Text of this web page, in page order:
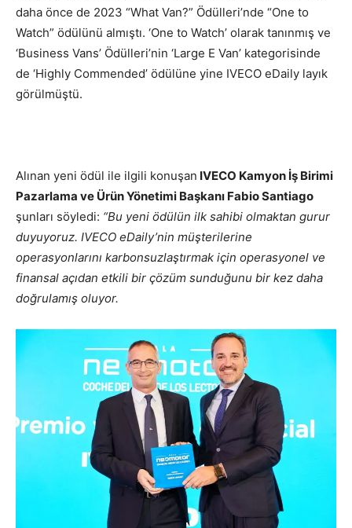
daha önce de 2023 “What Van?” Ödülleri’nde “One to
Watch” ödülünü almıştı. ‘One to Watch’ olarak tanınmış ve
‘Business Vans’ Ödülleri’nin ‘Large E Van’ kategorisinde
de ‘Highly Commended’ ödülüne yine IVECO eDaily layık
görülmüştü.
Alınan yeni ödül ile ilgili konuşan IVECO Kamyon İş Birimi
Pazarlama ve Ürün Yönetimi Başkanı Fabio Santiago
şunları söyledi: “Bu yeni ödülün ilk sahibi olmaktan gurur
duyuyoruz. IVECO eDaily’nin müşterilerine
operasyonlarını karbonsuzlaştırmak için operasyonel ve
finansal açıdan etkili bir çözüm sunduğunu bir kez daha
doğrulamış oluyor.